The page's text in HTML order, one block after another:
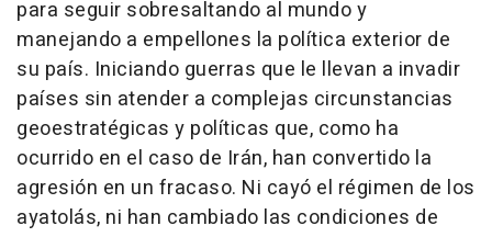
para seguir sobresaltando al mundo y
manejando a empellones la política exterior de
su país. Iniciando guerras que le llevan a invadir
países sin atender a complejas circunstancias
geoestratégicas y políticas que, como ha
ocurrido en el caso de Irán, han convertido la
agresión en un fracaso. Ni cayó el régimen de los
ayatolás, ni han cambiado las condiciones de